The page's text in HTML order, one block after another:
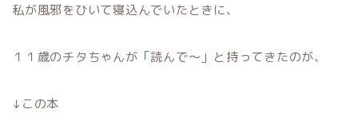
私が風邪をひいて寝込んでいたときに、
１１歳のチタちゃんが「読んで〜」と持ってきたのが、
↓この本